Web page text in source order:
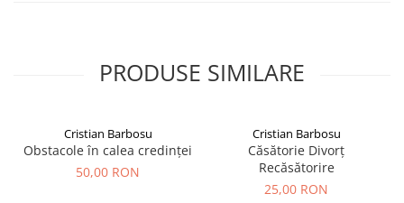
PRODUSE SIMILARE
Cristian Barbosu
Obstacole în calea credinței
50,00 RON
Cristian Barbosu
Căsătorie Divorț
Recăsătorire
25,00 RON